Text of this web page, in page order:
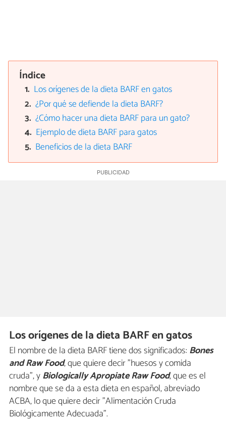
Índice
Los orígenes de la dieta BARF en gatos
¿Por qué se defiende la dieta BARF?
¿Cómo hacer una dieta BARF para un gato?
Ejemplo de dieta BARF para gatos
Beneficios de la dieta BARF
Los orígenes de la dieta BARF en gatos
El nombre de la dieta BARF tiene dos significados:Bones
and Raw Food, que quiere decir "huesos y comida
cruda", yBiologically Apropiate Raw Food, que es el
nombre que se da a esta dieta en español, abreviado
ACBA, lo que quiere decir "Alimentación Cruda
Biológicamente Adecuada".